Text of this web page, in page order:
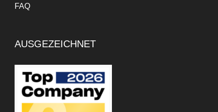
FAQ
AUSGEZEICHNET